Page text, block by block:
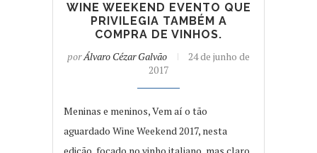
WINE WEEKEND EVENTO QUE
PRIVILEGIA TAMBÉM A
COMPRA DE VINHOS.
porÁlvaro Cézar Galvão
24 de junho de
2017
Meninas e meninos, Vem aí o tão
aguardado Wine Weekend 2017, nesta